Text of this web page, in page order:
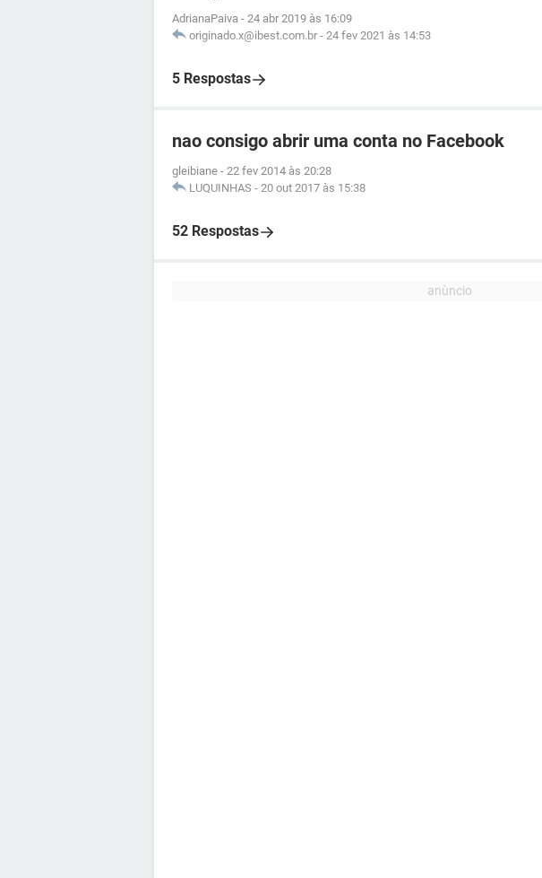
AdrianaPaiva - 24 abr 2019 às 16:09
originado.x@ibest.com.br - 24 fev 2021 às 14:53
5 Respostas
nao consigo abrir uma conta no Facebook
gleibiane - 22 fev 2014 às 20:28
LUQUINHAS - 20 out 2017 às 15:38
52 Respostas